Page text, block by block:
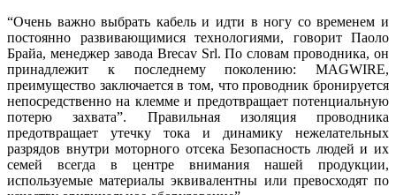
“Очень важно выбрать кабель и идти в ногу со временем и
постоянно развивающимися технологиями, говорит Паоло
Брайа, менеджер завода Brecav Srl. По словам проводника, он
принадлежит к последнему поколению: MAGWIRE,
преимущество заключается в том, что проводник бронируется
непосредственно на клемме и предотвращает потенциальную
потерю захвата”. Правильная изоляция проводника
предотвращает утечку тока и динамику нежелательных
разрядов внутри моторного отсека Безопасность людей и их
семей всегда в центре внимания нашей продукции,
используемые материалы эквивалентны или превосходят по